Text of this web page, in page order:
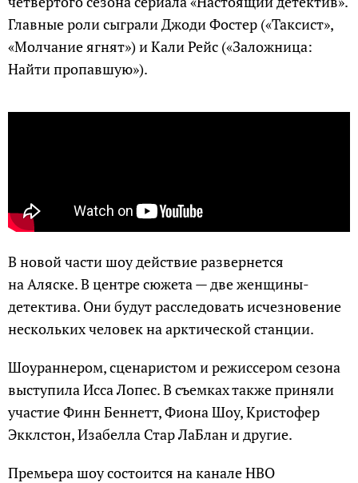
Главные роли сыграли Джоди Фостер («Таксист»,
«Молчание ягнят») и Кали Рейс («Заложница:
Найти пропавшую»).
В новой части шоу действие развернется
на Аляске. В центре сюжета — две женщины-
детектива. Они будут расследовать исчезновение
нескольких человек на арктической станции.
Шоураннером, сценаристом и режиссером сезона
выступила Исса Лопес. В съемках также приняли
участие Финн Беннетт, Фиона Шоу, Кристофер
Экклстон, Изабелла Стар ЛаБлан и другие.
Премьера шоу состоится на канале HBO